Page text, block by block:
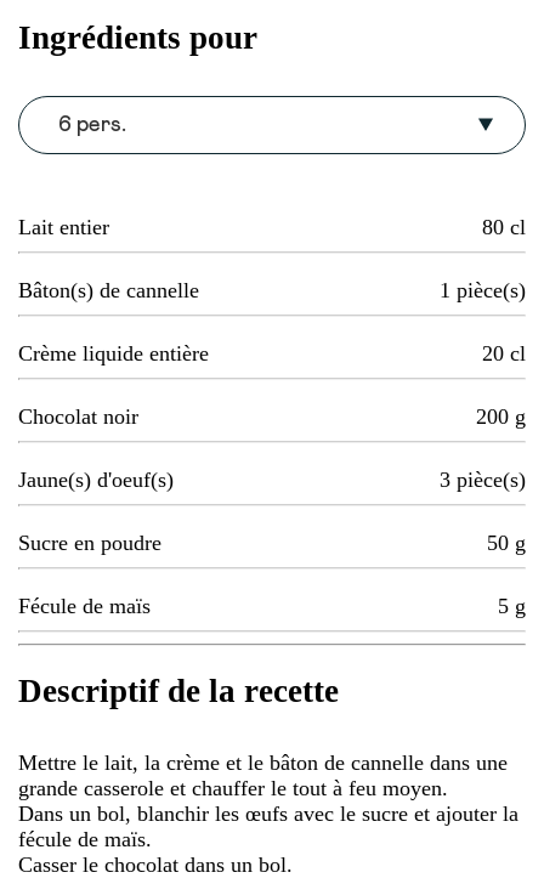
Ingrédients pour
6 pers.
Lait entier 80 cl
Bâton(s) de cannelle 1 pièce(s)
Crème liquide entière 20 cl
Chocolat noir 200 g
Jaune(s) d'oeuf(s) 3 pièce(s)
Sucre en poudre 50 g
Fécule de maïs 5 g
Descriptif de la recette
Mettre le lait, la crème et le bâton de cannelle dans une
grande casserole et chauffer le tout à feu moyen.
Dans un bol, blanchir les œufs avec le sucre et ajouter la
fécule de maïs.
Casser le chocolat dans un bol.